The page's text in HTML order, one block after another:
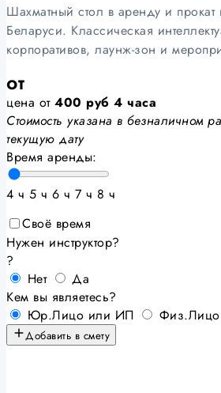
Шахматный стол в аренду и
Беларуси. Классическая
корпоративов, лаунж-зон и
от
цена от 400 руб 4 часа
Стоимость указана в безналичном
текущую дату
Время аренды:
4 ч 5 ч 6 ч 7 ч 8 ч
Своё время
Нужен инструктор?
?
Нет
Да
Кем вы являетесь?
Юр.Лицо или ИП
Физ.Лицо
Добавить в смету